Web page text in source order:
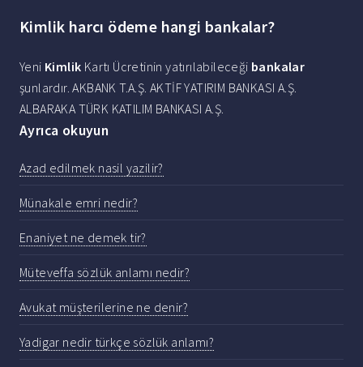
Kimlik harcı ödeme hangi bankalar?
Yeni Kimlik Kartı Ücretinin yatırılabileceği bankalar
şunlardır. AKBANK T.A.Ş. AKTİF YATIRIM BANKASI A.Ş.
ALBARAKA TÜRK KATILIM BANKASI A.Ş.
Ayrıca okuyun
Azad edilmek nasil yazilir?
Münakale emri nedir?
Enaniyet ne demek tir?
Müteveffa sözlük anlamı nedir?
Avukat müşterilerine ne denir?
Yadigar nedir türkçe sözlük anlamı?